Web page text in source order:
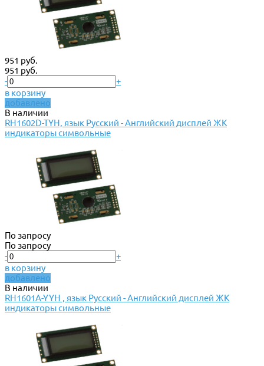
951 руб.
951 руб.
-
+
в корзину
добавлено
В наличии
RH1602D-TYH, язык Русский - Английский дисплей ЖК
индикаторы символьные
По запросу
По запросу
-
+
в корзину
добавлено
В наличии
RH1601A-YYH , язык Русский - Английский дисплей ЖК
индикаторы символьные